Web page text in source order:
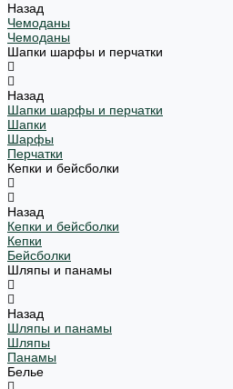
Назад
Чемоданы
Чемоданы
Шапки шарфы и перчатки
Назад
Шапки шарфы и перчатки
Шапки
Шарфы
Перчатки
Кепки и бейсболки
Назад
Кепки и бейсболки
Кепки
Бейсболки
Шляпы и панамы
Назад
Шляпы и панамы
Шляпы
Панамы
Белье